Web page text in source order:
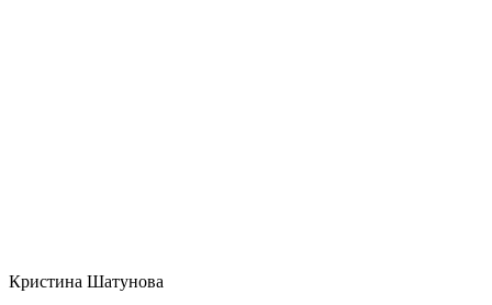
Кристина Шатунова